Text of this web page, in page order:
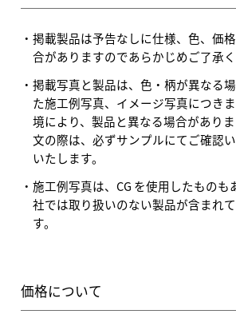
掲載製品は予告なしに仕様、色、価
合がありますのであらかじめご了承く
掲載写真と製品は、色・柄が異なる
た施工例写真、イメージ写真につき
境により、製品と異なる場合があり
文の際は、必ずサンプルにてご確認
いたします。
施工例写真は、CG を使用したものも
社では取り扱いのない製品が含まれ
す。
価格について